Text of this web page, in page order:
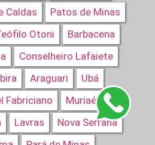
Caldas
Patos de Minas
Otoni
Barbacena
Conselheiro Lafaiete
Araguari
Ubá
Fabriciano
Muriaé
Lavras
Nova Serrana